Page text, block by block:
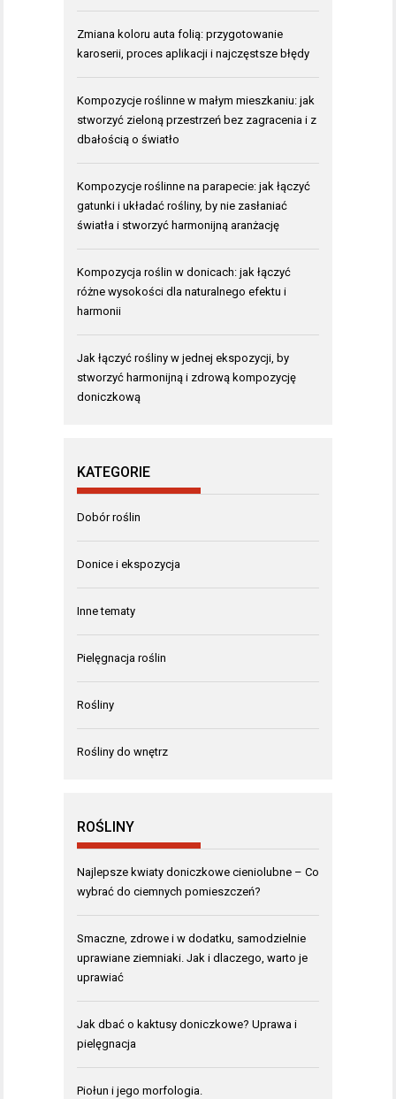
Zmiana koloru auta folią: przygotowanie
karoserii, proces aplikacji i najczęstsze błędy
Kompozycje roślinne w małym mieszkaniu: jak
stworzyć zieloną przestrzeń bez zagracenia i z
dbałością o światło
Kompozycje roślinne na parapecie: jak łączyć
gatunki i układać rośliny, by nie zasłaniać
światła i stworzyć harmonijną aranżację
Kompozycja roślin w donicach: jak łączyć
różne wysokości dla naturalnego efektu i
harmonii
Jak łączyć rośliny w jednej ekspozycji, by
stworzyć harmonijną i zdrową kompozycję
doniczkową
KATEGORIE
Dobór roślin
Donice i ekspozycja
Inne tematy
Pielęgnacja roślin
Rośliny
Rośliny do wnętrz
ROŚLINY
Najlepsze kwiaty doniczkowe cieniolubne – Co
wybrać do ciemnych pomieszczeń?
Smaczne, zdrowe i w dodatku, samodzielnie
uprawiane ziemniaki. Jak i dlaczego, warto je
uprawiać
Jak dbać o kaktusy doniczkowe? Uprawa i
pielęgnacja
Piołun i jego morfologia.